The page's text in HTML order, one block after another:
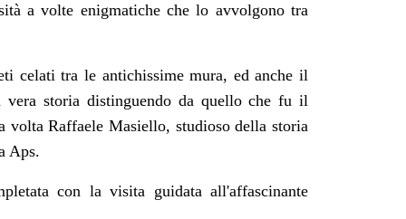
a volte enigmatiche che lo avvolgono tra
celati tra le antichissime mura, ed anche il
storia distinguendo da quello che fu il
volta Raffaele Masiello, studioso della storia
Aps.
con la visita guidata all'affascinante